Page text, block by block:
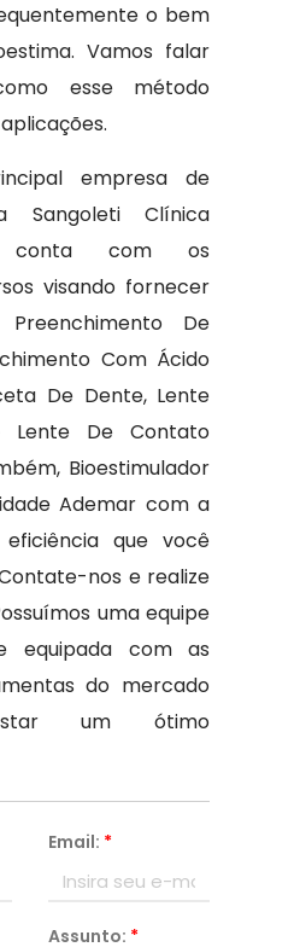
o bem
Vamos falar
esse método
empresa de
Sangoleti Clínica
conta com os
visando fornecer
De
Com Ácido
De Dente, Lente
Lente De Contato
Bioestimulador
Ademar com a
que você
nos e realize
uma equipe
equipada com as
do mercado
um ótimo
Email: *
Assunto: *